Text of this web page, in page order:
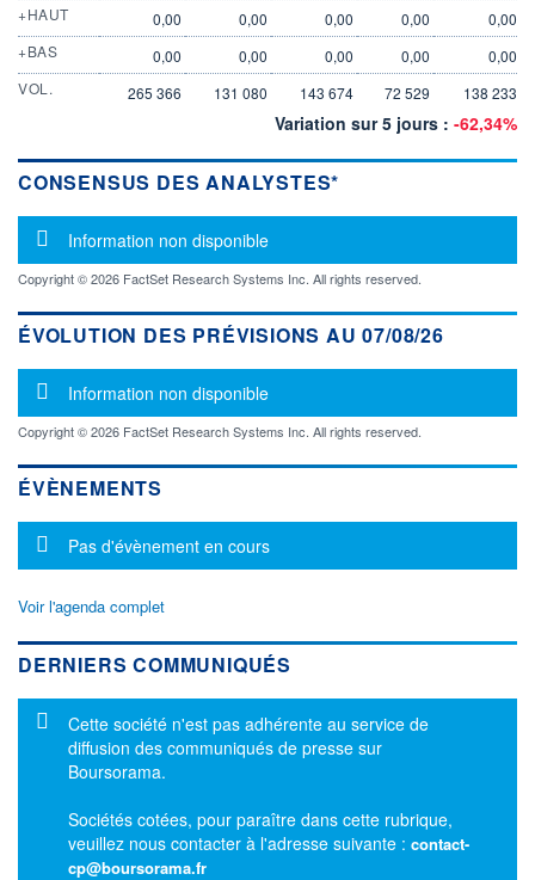
+HAUT
0,00 0,00 0,00 0,00
0,00
+BAS
0,00 0,00 0,00 0,00
0,00
VOL.
265 366 131 080 143 674 72 529 138 233
Variation sur 5 jours : -62,34%
CONSENSUS DES ANALYSTES*
Message d'information
Information non disponible
Copyright © 2026 FactSet Research Systems Inc. All rights reserved.
ÉVOLUTION DES PRÉVISIONS AU 07/08/26
Message d'information
Information non disponible
Copyright © 2026 FactSet Research Systems Inc. All rights reserved.
ÉVÈNEMENTS
Message d'information
Pas d'évènement en cours
Voir l'agenda complet
DERNIERS COMMUNIQUÉS
Message d'information
Cette société n'est pas adhérente au service de
diffusion des communiqués de presse sur
Boursorama.
Sociétés cotées, pour paraître dans cette rubrique,
veuillez nous contacter à l'adresse suivante : contact-
cp@boursorama.fr